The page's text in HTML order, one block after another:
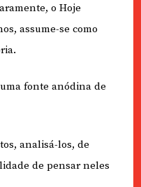
o Hoje
assume-se como
fonte anódina de
analisá-los, de
de pensar neles